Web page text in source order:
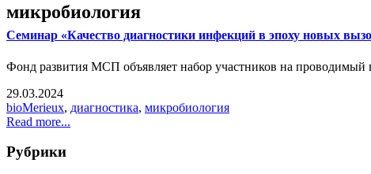
микробиология
Семинар «Качество диагностики инфекций в эпоху новых
Фонд развития МСП объявляет набор участников на проводимый
29.03.2024
bioMerieux, диагностика, микробиология
Read more...
Рубрики